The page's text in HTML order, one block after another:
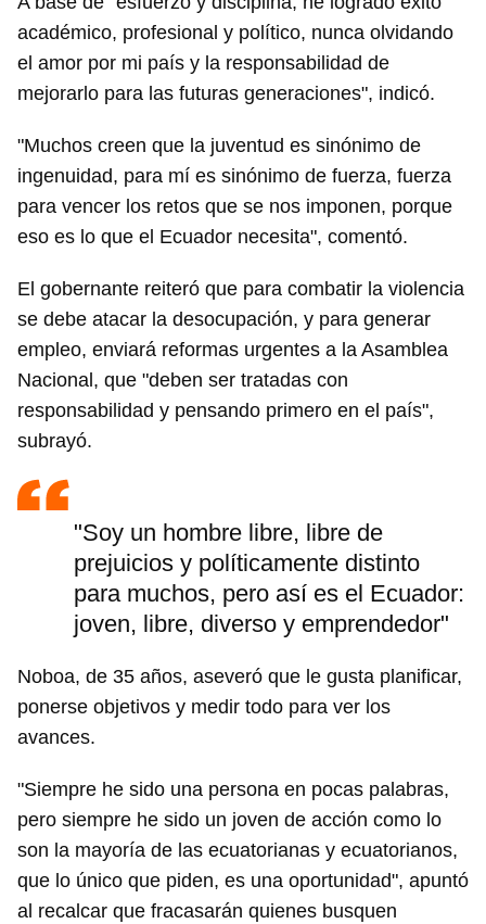
académico, profesional y político, nunca olvidando
el amor por mi país y la responsabilidad de
mejorarlo para las futuras generaciones", indicó.
"Muchos creen que la juventud es sinónimo de
ingenuidad, para mí es sinónimo de fuerza, fuerza
para vencer los retos que se nos imponen, porque
eso es lo que el Ecuador necesita", comentó.
El gobernante reiteró que para combatir la violencia
se debe atacar la desocupación, y para generar
empleo, enviará reformas urgentes a la Asamblea
Nacional, que "deben ser tratadas con
responsabilidad y pensando primero en el país",
subrayó.
"Soy un hombre libre, libre de
prejuicios y políticamente distinto
para muchos, pero así es el Ecuador:
joven, libre, diverso y emprendedor"
Noboa, de 35 años, aseveró que le gusta planificar,
ponerse objetivos y medir todo para ver los
avances.
"Siempre he sido una persona en pocas palabras,
pero siempre he sido un joven de acción como lo
son la mayoría de las ecuatorianas y ecuatorianos,
que lo único que piden, es una oportunidad", apuntó
al recalcar que fracasarán quienes busquen